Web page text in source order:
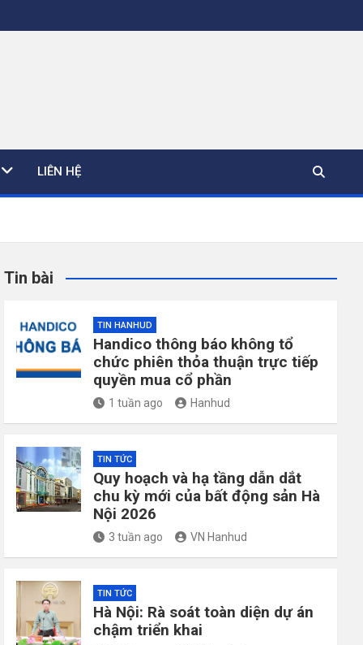
LIÊN HỆ
Tin bài
TIN HANHUD
Handico thông báo không tổ
chức phiên thỏa thuận trực tiếp
quyền mua cổ phần
1 tuần ago Hanhud
TIN TỨC
Quy hoạch và hạ tầng dẫn dắt
chu kỳ mới của bất động sản Hà
Nội 2026
3 tuần ago VN Hanhud
TIN TỨC
Hà Nội: Rà soát toàn diện dự án
chậm triển khai